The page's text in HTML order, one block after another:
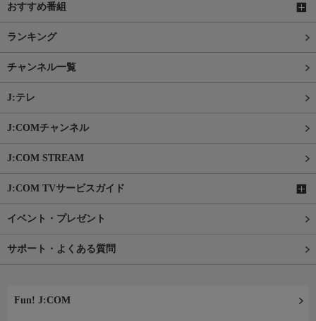
おすすめ番組
ランキング
チャンネル一覧
J:テレ
J:COMチャンネル
J:COM STREAM
J:COM TVサービスガイド
イベント・プレゼント
サポート・よくある質問
Fun! J:COM